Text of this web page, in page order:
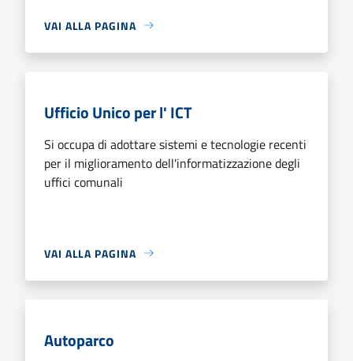
VAI ALLA PAGINA
Ufficio Unico per l' ICT
Si occupa di adottare sistemi e tecnologie recenti
per il miglioramento dell'informatizzazione degli
uffici comunali
VAI ALLA PAGINA
Autoparco